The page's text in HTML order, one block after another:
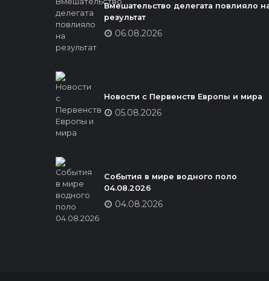
Вмешательство делегата повлияло
результат
06.08.2026
Новости с Первенств Европы и мира
05.08.2026
События в мире водного поло
04.08.2026
04.08.2026